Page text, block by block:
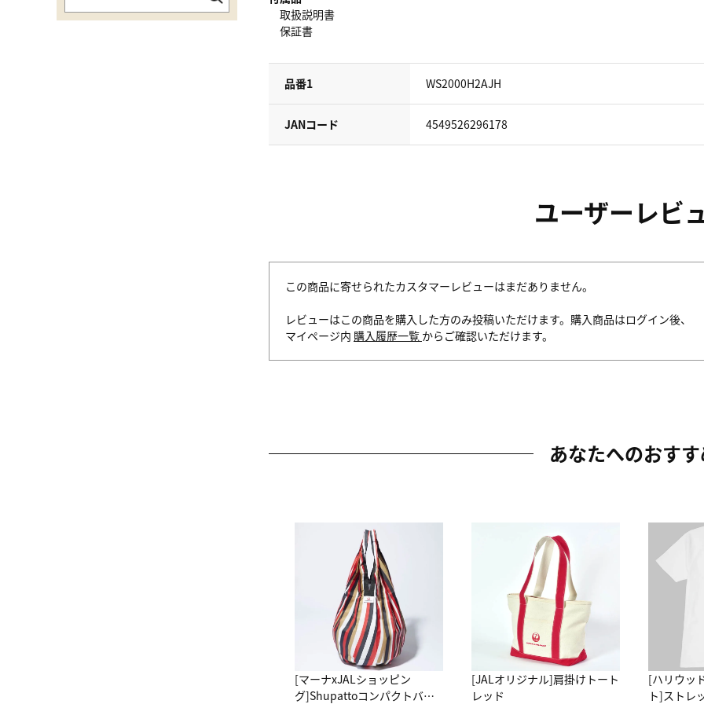
取扱説明書
保証書
品番1 WS2000H2AJH
JANコード 4549526296178
ユーザーレビ
この商品に寄せられたカスタマーレビューはまだありません。
レビューはこの商品を購入した方のみ投稿いただけます。購入商品はログイン後、
マイページ内 購入履歴一覧 からご確認いただけます。
あなたへのおす
[マーナxJALショッピン
グ]Shupattoコンパクトバッ
[JALオリジナル]肩掛けトート
レッド
[ハリウッ
ト]ストレ